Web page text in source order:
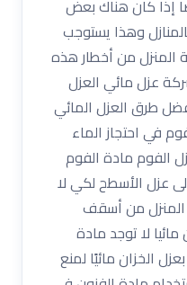
إذا كان هناك بعض
وهذا يستوجب
المنزل من أخطار هذه
عزل مائي العزل
طرق العزل المائي
في احتجاز الماء
الفوم مادة الفوم
عزل الأسطح لكي لا
المنزل من أسقف
مائيا لا توجد مادة
الخزان مائيًا لمنع